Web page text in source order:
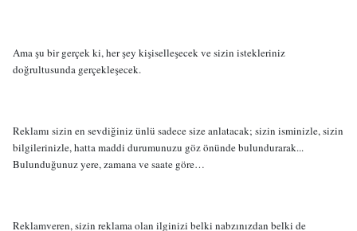
Ama şu bir gerçek ki, her şey kişiselleşecek ve sizin istekleriniz
doğrultusunda gerçekleşecek.
Reklamı sizin en sevdiğiniz ünlü sadece size anlatacak; sizin isminizle, sizin
bilgilerinizle, hatta maddi durumunuzu göz önünde bulundurarak...
Bulunduğunuz yere, zamana ve saate göre…
Reklamveren, sizin reklama olan ilginizi belki nabzınızdan belki de